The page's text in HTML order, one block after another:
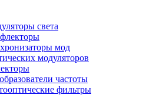
света
мод
модуляторов
частоты
фильтры